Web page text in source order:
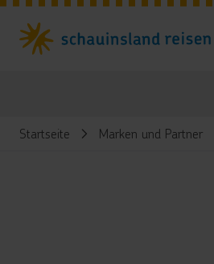
Startseite Marken und Partner